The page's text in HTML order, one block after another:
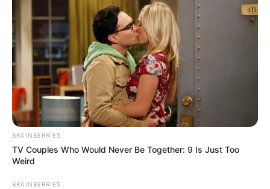
BRAINBERRIES
TV Couples Who Would Never Be Together: 9 Is Just Too
Weird
BRAINBERRIES